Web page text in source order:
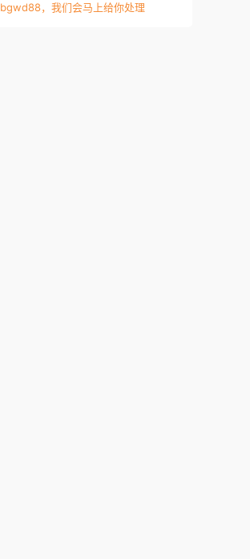
bgwd88，我们会马上给你处理